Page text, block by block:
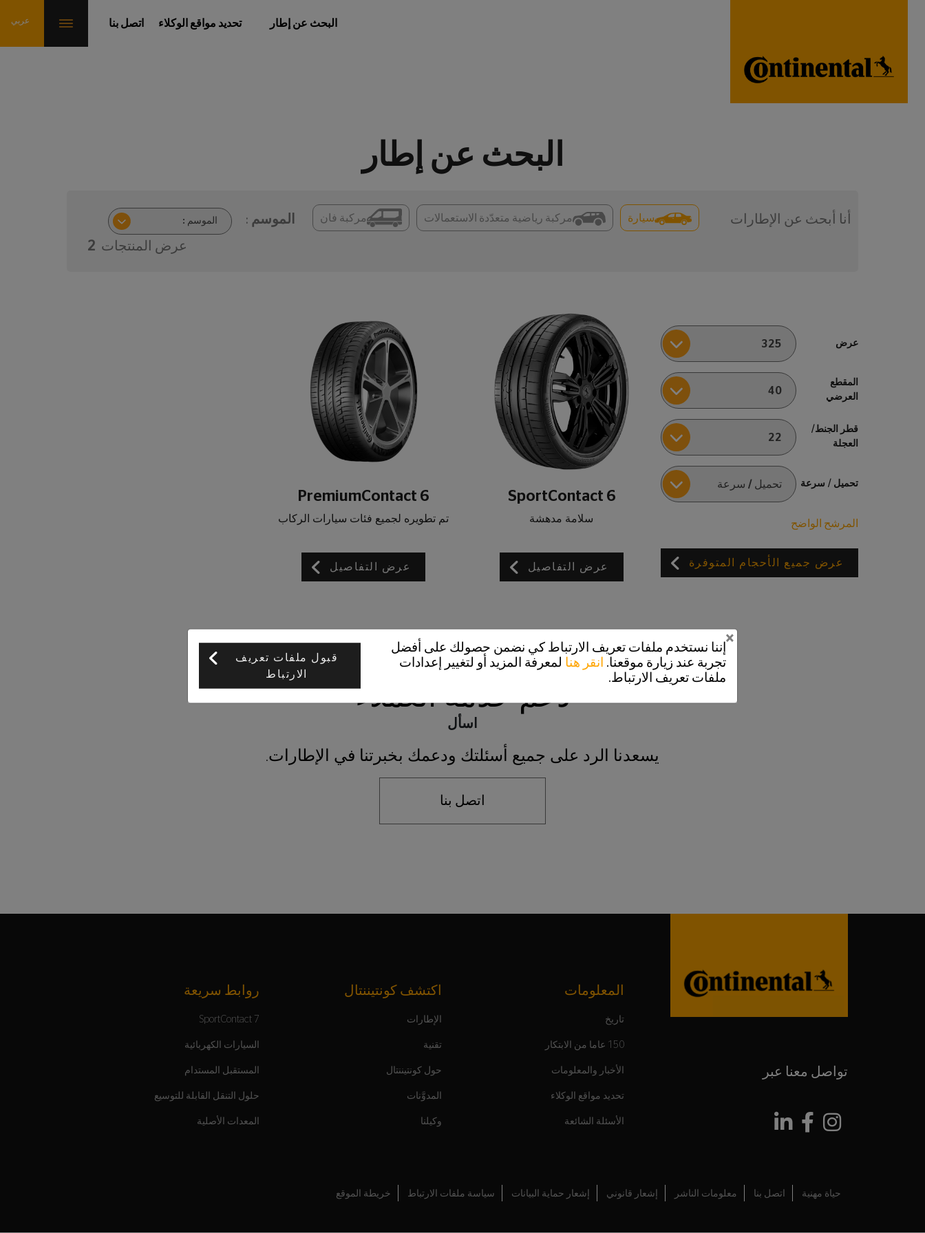
البحث عن إطار تحديد مواقع الوكلاء اتصل بنا
البحث عن إطار
أنا أبحث عن الإطارات سيارة مركبة رياضية متعدّدة الاستعمالات مركبة فان
الموسم :
عرض المنتجات 2
عرض
المقطع
العرضي
قطر الجنط/
العجلة
تحميل / سرعة
المرشح الواضح
عرض جميع الأحجام المتوفرة
SportContact 6
سلامة مدهشة
عرض التفاصيل
PremiumContact 6
تم تطويره لجميع فئات سيارات الركاب
عرض التفاصيل
دعم خدمة العملاء
اسأل
يسعدنا الرد على جميع أسئلتك ودعمك بخبرتنا في الإطارات.
اتصل بنا
تواصل معنا عبر
المعلومات
تاريخ
150 عاما من الابتكار
الأخبار والمعلومات
تحديد مواقع الوكلاء
الأسئلة الشائعة
اكتشف كونتيننتال
الإطارات
تقنية
حول كونتيننتال
المدوَّنات
وكيلنا
روابط سريعة
SportContact 7
السيارات الكهربائية
المستقبل المستدام
حلول التنقل القابلة للتوسيع
المعدات الأصلية
حياة مهنية اتصل بنا معلومات الناشر إشعار قانوني إشعار حماية البيانات سياسة ملفات الارتباط خريطة الموقع
إننا نستخدم ملفات تعريف الارتباط كي نضمن حصولك على أفضل
تجربة عند زيارة موقعنا. انقر هنا لمعرفة المزيد أو لتغيير إعدادات
ملفات تعريف الارتباط.
قبول ملفات تعريف
الارتباط
×